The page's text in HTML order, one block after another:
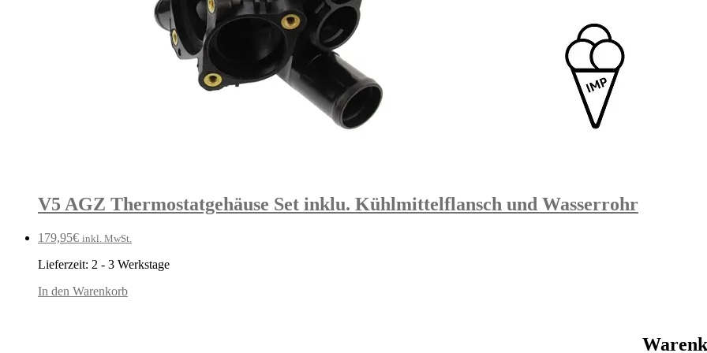
V5 AGZ Thermostatgehäuse Set inklu. Kühlmittelflansch und Wasserrohr
179,95€ inkl. MwSt.
Lieferzeit: 2 - 3 Werkstage
In den Warenkorb